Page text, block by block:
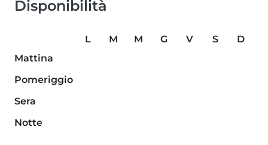
Disponibilità
L M M G V S
D
Mattina
Pomeriggio
Sera
Notte